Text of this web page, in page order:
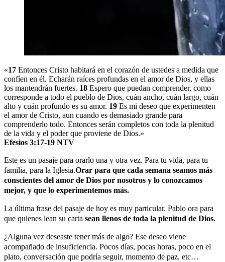
«17 Entonces Cristo habitará en el corazón de ustedes a medida que
confíen en él. Echarán raíces profundas en el amor de Dios, y ellas
los mantendrán fuertes. 18 Espero que puedan comprender, como
corresponde a todo el pueblo de Dios, cuán ancho, cuán largo, cuán
alto y cuán profundo es su amor. 19 Es mi deseo que experimenten
el amor de Cristo, aun cuando es demasiado grande para
comprenderlo todo. Entonces serán completos con toda la plenitud
de la vida y el poder que proviene de Dios.»
Efesios 3:17-19 NTV
Este es un pasaje para orarlo una y otra vez. Para tu vida, para tu
familia, para la Iglesia.Orar para que cada semana seamos más
conscientes del amor de Dios por nosotros y lo conozcamos
mejor, y que lo experimentemos más.
La última frase del pasaje de hoy es muy particular. Pablo ora para
que quienes lean su carta sean llenos de toda la plenitud de Dios.
¿Alguna vez deseaste tener más de algo? Ese deseo viene
acompañado de insuficiencia. Pocos días, pocas horas, poco en el
plato, conversación que podría seguir, momento de paz, etc…